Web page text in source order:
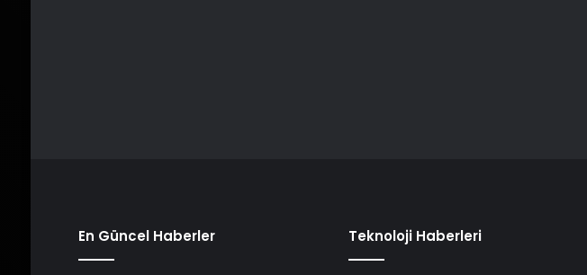
En Güncel Haberler Teknoloji Haberleri